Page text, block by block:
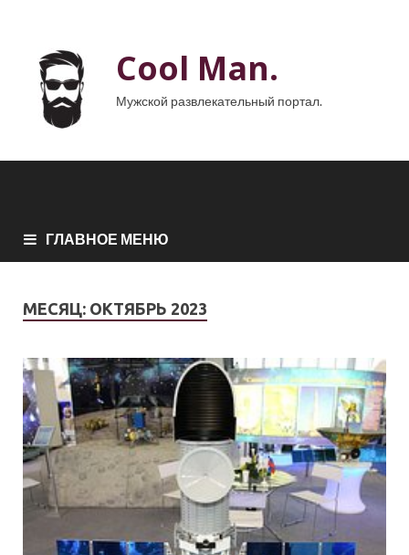
Cool Man.
Мужской развлекательный портал.
ГЛАВНОЕ МЕНЮ
МЕСЯЦ: ОКТЯБРЬ 2023